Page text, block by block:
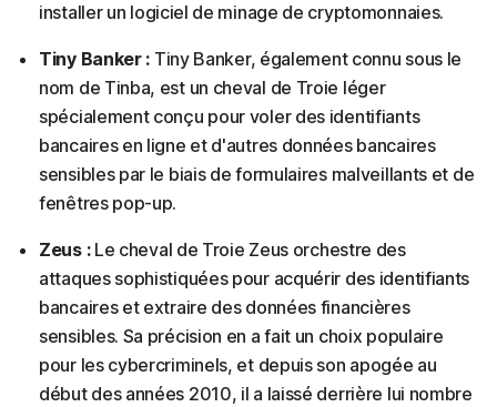
installer un logiciel de minage de cryptomonnaies.
Tiny Banker : Tiny Banker, également connu sous le
nom de Tinba, est un cheval de Troie léger
spécialement conçu pour voler des identifiants
bancaires en ligne et d'autres données bancaires
sensibles par le biais de formulaires malveillants et de
fenêtres pop-up.
Zeus :Le cheval de Troie Zeus orchestre des
attaques sophistiquées pour acquérir des identifiants
bancaires et extraire des données financières
sensibles. Sa précision en a fait un choix populaire
pour les cybercriminels, et depuis son apogée au
début des années 2010, il a laissé derrière lui nombre